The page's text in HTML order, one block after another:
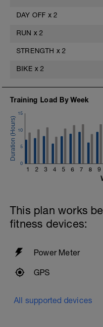
DAY OFF x 2
RUN x 2
STRENGTH x 2
BIKE x 2
Training Load By Week
1 2 3 4 5 6 7 8 9
0
5
10
15
This plan works
fitness devices:
Power Meter
GPS
All supported devices